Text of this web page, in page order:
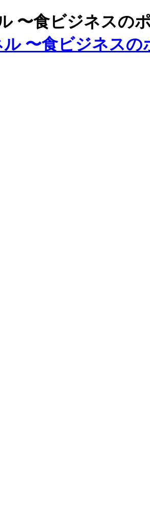
〜食ビジネスの